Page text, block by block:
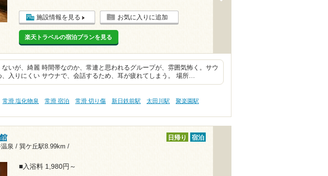
施設情報を見る お気に入りに追加
楽天トラベルの宿泊プランを見る
ないが、綺麗 時間帯なのか、常連と思われるグループが、雰囲気怖く。サウ
、入りにくい サウナで、会話するため、耳が疲れてしまう。 場所…
常滑 塩化物泉 常滑 宿泊 常滑 切り傷 新日鉄前駅 太田川駅
聚楽園駅
泉 / 巽ケ丘駅8.99km /
日帰り 宿泊
■入浴料 1,980円～